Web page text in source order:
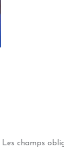
Les champs